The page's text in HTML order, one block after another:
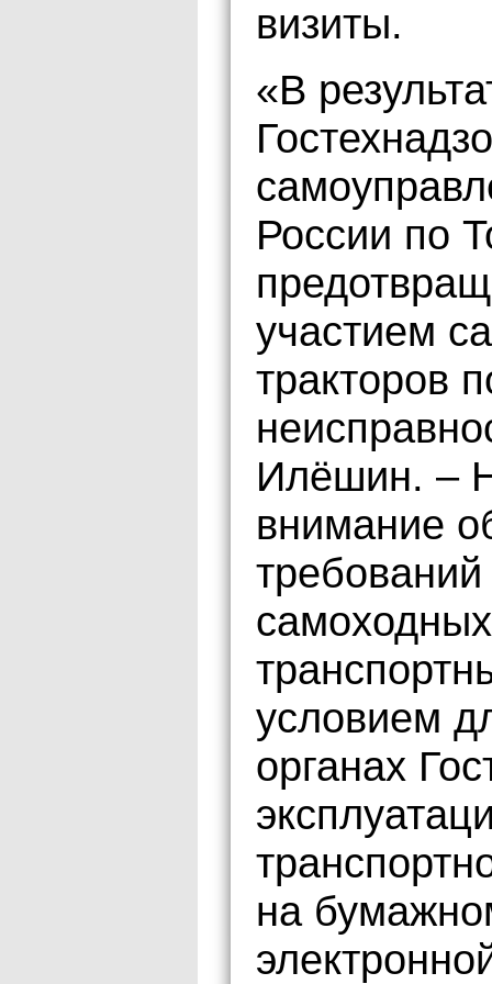
визиты.
«В
России по
участием
тракторов
Илёшин. –
внимание
условием
органах
на